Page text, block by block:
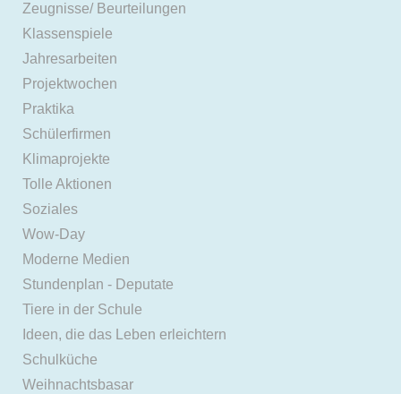
Zeugnisse/ Beurteilungen
Klassenspiele
Jahresarbeiten
Projektwochen
Praktika
Schülerfirmen
Klimaprojekte
Tolle Aktionen
Soziales
Wow-Day
Moderne Medien
Stundenplan - Deputate
Tiere in der Schule
Ideen, die das Leben erleichtern
Schulküche
Weihnachtsbasar